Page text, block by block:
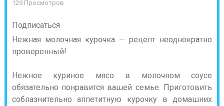
129 Просмотров
Подписаться
Нежная молочная курочка — рецепт неоднократно
проверенный!
Нежное куриное мясо в молочном соусе
обязательно понравится вашей семье. Приготовить
соблазнительно аппетитную курочку в домашних